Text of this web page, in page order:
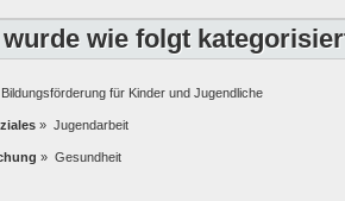
wie folgt
für Kinder und Jugendliche
» Jugendarbeit
» Gesundheit